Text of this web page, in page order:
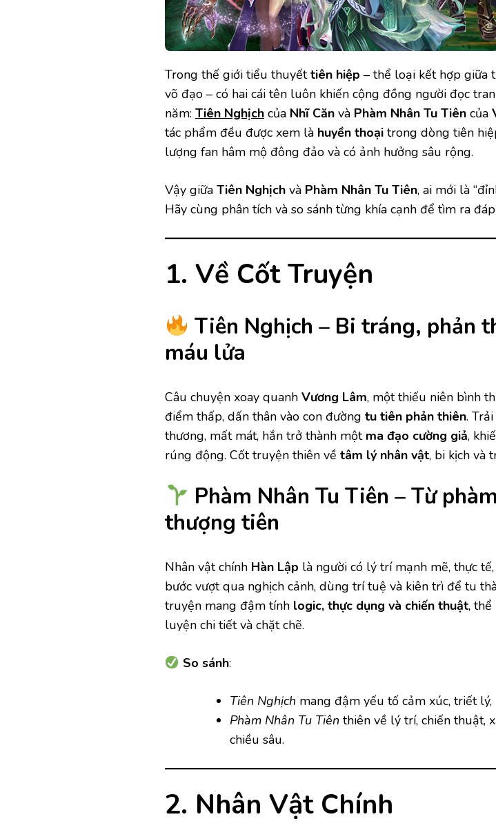
Trong thế giới tiểu thuyếttiên hiệp – thể loại kết hợp giữa
võ đạo – có hai cái tên luôn khiến cộng đồng người đọc
năm: Tiên Nghịch của Nhĩ Căn và Phàm Nhân Tu Tiên của
tác phẩm đều được xem là huyền thoại trong dòng tiên
lượng fan hâm mộ đông đảo và có ảnh hưởng sâu rộng.
Vậy giữa Tiên Nghịch và Phàm Nhân Tu Tiên, ai mới là
Hãy cùng phân tích và so sánh từng khía cạnh để tìm ra đáp
1. Về Cốt Truyện
Tiên Nghịch – Bi tráng, phản
máu lửa
Câu chuyện xoay quanh Vương Lâm, một thiếu niên bình
điểm thấp, dấn thân vào con đường tu tiên phản thiên.
thương, mất mát, hắn trở thành một ma đạo cường giả,
rúng động. Cốt truyện thiên về tâm lý nhân vật, bi kịch và
Phàm Nhân Tu Tiên – Từ
thượng tiên
Nhân vật chính Hàn Lập là người có lý trí mạnh mẽ, thực
bước vượt qua nghịch cảnh, dùng trí tuệ và kiên trì để tu
truyện mang đậm tính logic, thực dụng và chiến thuật,
luyện chi tiết và chặt chẽ.
So sánh:
Tiên Nghịch mang đậm yếu tố cảm xúc, triết lý,
Phàm Nhân Tu Tiên thiên về lý trí, chiến thuật,
chiều sâu.
2. Nhân Vật Chính